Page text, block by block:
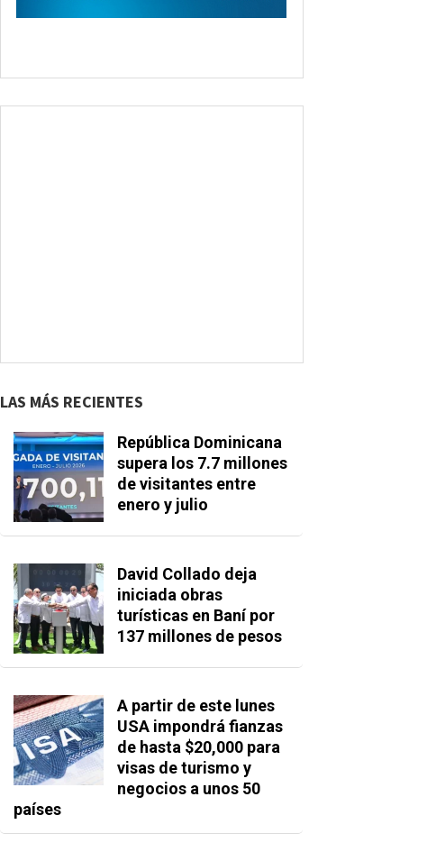
LAS MÁS RECIENTES
República Dominicana
supera los 7.7 millones
de visitantes entre
enero y julio
David Collado deja
iniciada obras
turísticas en Baní por
137 millones de pesos
A partir de este lunes
USA impondrá fianzas
de hasta $20,000 para
visas de turismo y
negocios a unos 50
países